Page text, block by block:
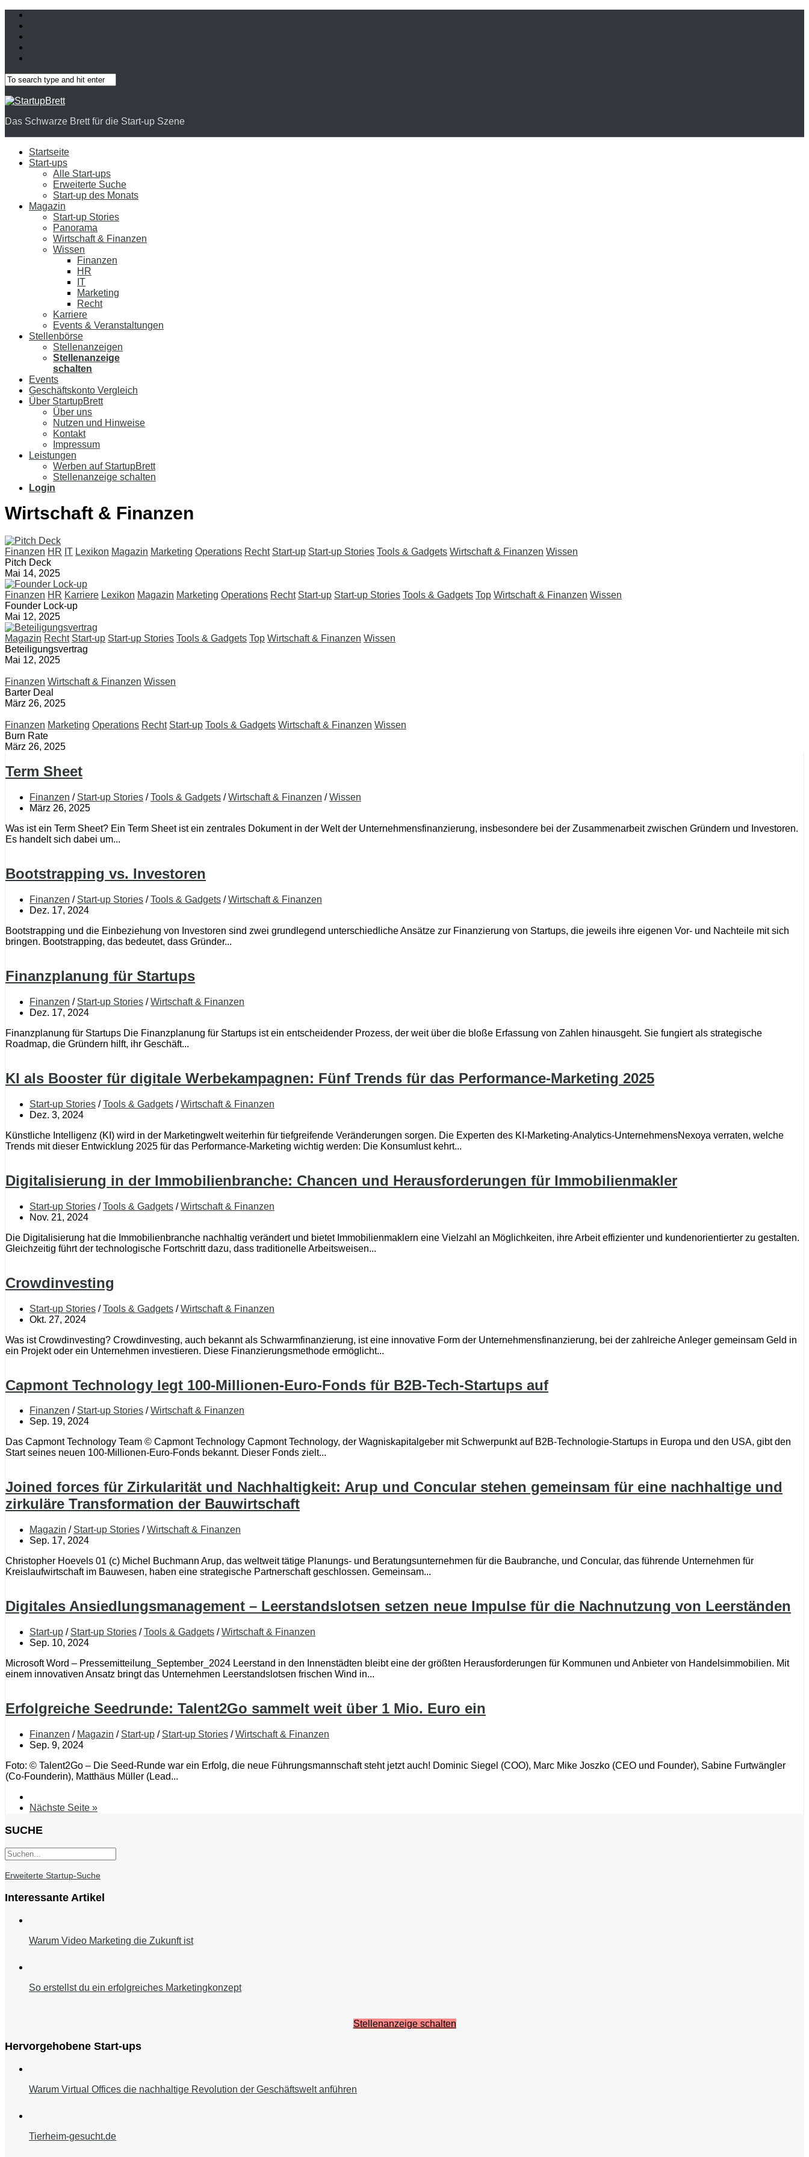
Das Schwarze Brett für die Start-up Szene
Startseite
Start-ups
Alle Start-ups
Erweiterte Suche
Start-up des Monats
Magazin
Start-up Stories
Panorama
Wirtschaft & Finanzen
Wissen
Finanzen
HR
IT
Marketing
Recht
Karriere
Events & Veranstaltungen
Stellenbörse
Stellenanzeigen
Stellenanzeige
schalten
Events
Geschäftskonto Vergleich
Über StartupBrett
Über uns
Nutzen und Hinweise
Kontakt
Impressum
Leistungen
Werben auf StartupBrett
Stellenanzeige schalten
Login
Wirtschaft & Finanzen
Finanzen HR IT Lexikon Magazin Marketing Operations Recht Start-up Start-up Stories Tools & Gadgets Wirtschaft & Finanzen Wissen
Pitch Deck
Mai 14, 2025
Finanzen HR Karriere Lexikon Magazin Marketing Operations Recht Start-up Start-up Stories Tools & Gadgets Top Wirtschaft & Finanzen Wissen
Founder Lock-up
Mai 12, 2025
Magazin Recht Start-up Start-up Stories Tools & Gadgets Top Wirtschaft & Finanzen Wissen
Beteiligungsvertrag
Mai 12, 2025
Finanzen Wirtschaft & Finanzen Wissen
Barter Deal
März 26, 2025
Finanzen Marketing Operations Recht Start-up Tools & Gadgets Wirtschaft & Finanzen Wissen
Burn Rate
März 26, 2025
Term Sheet
Finanzen / Start-up Stories /Tools & Gadgets /Wirtschaft & Finanzen /Wissen
März 26, 2025
Was ist ein Term Sheet? Ein Term Sheet ist ein zentrales Dokument in der Welt der Unternehmensfinanzierung, insbesondere bei der Zusammenarbeit zwischen Gründern und Investoren.
Es handelt sich dabei um...
Bootstrapping vs. Investoren
Finanzen / Start-up Stories /Tools & Gadgets /Wirtschaft & Finanzen
Dez. 17, 2024
Bootstrapping und die Einbeziehung von Investoren sind zwei grundlegend unterschiedliche Ansätze zur Finanzierung von Startups, die jeweils ihre eigenen Vor- und Nachteile mit sich
bringen. Bootstrapping, das bedeutet, dass Gründer...
Finanzplanung für Startups
Finanzen / Start-up Stories /Wirtschaft & Finanzen
Dez. 17, 2024
Finanzplanung für Startups Die Finanzplanung für Startups ist ein entscheidender Prozess, der weit über die bloße Erfassung von Zahlen hinausgeht. Sie fungiert als strategische
Roadmap, die Gründern hilft, ihr Geschäft...
KI als Booster für digitale Werbekampagnen: Fünf Trends für das Performance-Marketing 2025
Start-up Stories /Tools & Gadgets /Wirtschaft & Finanzen
Dez. 3, 2024
Künstliche Intelligenz (KI) wird in der Marketingwelt weiterhin für tiefgreifende Veränderungen sorgen. Die Experten des KI-Marketing-Analytics-UnternehmensNexoya verraten, welche
Trends mit dieser Entwicklung 2025 für das Performance-Marketing wichtig werden: Die Konsumlust kehrt...
Digitalisierung in der Immobilienbranche: Chancen und Herausforderungen für Immobilienmakler
Start-up Stories /Tools & Gadgets /Wirtschaft & Finanzen
Nov. 21, 2024
Die Digitalisierung hat die Immobilienbranche nachhaltig verändert und bietet Immobilienmaklern eine Vielzahl an Möglichkeiten, ihre Arbeit effizienter und kundenorientierter zu gestalten.
Gleichzeitig führt der technologische Fortschritt dazu, dass traditionelle Arbeitsweisen...
Crowdinvesting
Start-up Stories /Tools & Gadgets /Wirtschaft & Finanzen
Okt. 27, 2024
Was ist Crowdinvesting? Crowdinvesting, auch bekannt als Schwarmfinanzierung, ist eine innovative Form der Unternehmensfinanzierung, bei der zahlreiche Anleger gemeinsam Geld in
ein Projekt oder ein Unternehmen investieren. Diese Finanzierungsmethode ermöglicht...
Capmont Technology legt 100-Millionen-Euro-Fonds für B2B-Tech-Startups auf
Finanzen / Start-up Stories /Wirtschaft & Finanzen
Sep. 19, 2024
Das Capmont Technology Team © Capmont Technology Capmont Technology, der Wagniskapitalgeber mit Schwerpunkt auf B2B-Technologie-Startups in Europa und den USA, gibt den
Start seines neuen 100-Millionen-Euro-Fonds bekannt. Dieser Fonds zielt...
Joined forces für Zirkularität und Nachhaltigkeit: Arup und Concular stehen gemeinsam für eine nachhaltige und
zirkuläre Transformation der Bauwirtschaft
Magazin / Start-up Stories /Wirtschaft & Finanzen
Sep. 17, 2024
Christopher Hoevels 01 (c) Michel Buchmann Arup, das weltweit tätige Planungs- und Beratungsunternehmen für die Baubranche, und Concular, das führende Unternehmen für
Kreislaufwirtschaft im Bauwesen, haben eine strategische Partnerschaft geschlossen. Gemeinsam...
Digitales Ansiedlungsmanagement – Leerstandslotsen setzen neue Impulse für die Nachnutzung von Leerständen
Start-up / Start-up Stories /Tools & Gadgets /Wirtschaft & Finanzen
Sep. 10, 2024
Microsoft Word – Pressemitteilung_September_2024 Leerstand in den Innenstädten bleibt eine der größten Herausforderungen für Kommunen und Anbieter von Handelsimmobilien. Mit
einem innovativen Ansatz bringt das Unternehmen Leerstandslotsen frischen Wind in...
Erfolgreiche Seedrunde: Talent2Go sammelt weit über 1 Mio. Euro ein
Finanzen / Magazin / Start-up / Start-up Stories /Wirtschaft & Finanzen
Sep. 9, 2024
Foto: © Talent2Go – Die Seed-Runde war ein Erfolg, die neue Führungsmannschaft steht jetzt auch! Dominic Siegel (COO), Marc Mike Joszko (CEO und Founder), Sabine Furtwängler
(Co-Founderin), Matthäus Müller (Lead...
Nächste Seite »
SUCHE
Erweiterte Startup-Suche
Interessante Artikel
Warum Video Marketing die Zukunft ist
So erstellst du ein erfolgreiches Marketingkonzept
Stellenanzeige schalten
Hervorgehobene Start-ups
Warum Virtual Offices die nachhaltige Revolution der Geschäftswelt anführen
Tierheim-gesucht.de